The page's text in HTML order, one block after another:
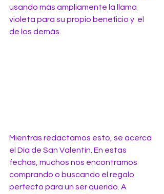
usando más ampliamente la llama
violeta para su propio beneficio y  el
de los demás.
Mientras redactamos esto, se acerca
el Día de San Valentín. En estas
fechas, muchos nos encontramos
comprando o buscando el regalo
perfecto para un ser querido. A